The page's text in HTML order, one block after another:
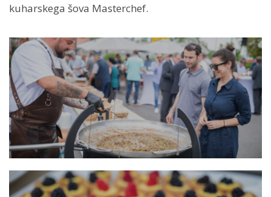
kuharskega šova Masterchef.